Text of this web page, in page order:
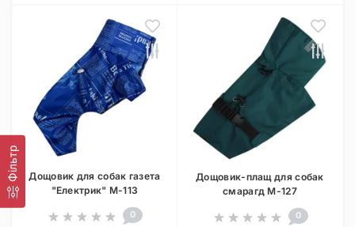
Фільтр
Дощовик для собак газета
"Електрик" M-113
0
Дощовик-плащ для собак
смарагд M-127
0